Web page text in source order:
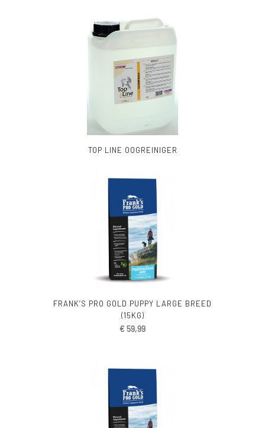
TOP LINE OOGREINIGER
FRANK’S PRO GOLD PUPPY LARGE BREED
(15KG)
€ 59,99